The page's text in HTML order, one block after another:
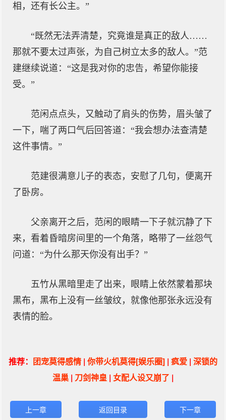
相，还有长公主。”
“既然无法弄清楚，究竟谁是真正的敌人……
那就不要太过声张，为自己树立太多的敌人。”范
建继续说道：“这是我对你的忠告，希望你能接
受。”
范闲点点头，又触动了肩头的伤势，眉头皱了
一下，喘了两口气后回答道：“我会想办法查清楚
这件事情。”
范建很满意儿子的表态，安慰了几句，便离开
了卧房。
父亲离开之后，范闲的眼睛一下子就沉静了下
来，看着昏暗房间里的一个角落，略带了一丝怨气
问道：“为什么那天你没有出手？”
五竹从黑暗里走了出来，眼睛上依然蒙着那块
黑布，黑布上没有一丝皱纹，就像他那张永远没有
表情的脸。
推荐： 团宠莫得感情 | 你带火机莫得[娱乐圈] | 疯爱 | 深锁的
温巢 | 刀剑神皇 | 女配人设又崩了 |
上一章 返回目录 下一章